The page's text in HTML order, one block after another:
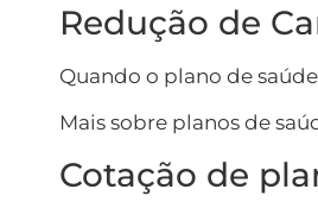
Redução de
Quando o plano de
Mais sobre planos de
Cotação de